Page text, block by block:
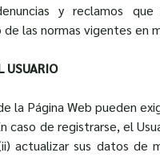
y reclamos
las normas vigentes en
USUARIO
la Página Web pueden
caso de registrarse, el
actualizar sus datos de